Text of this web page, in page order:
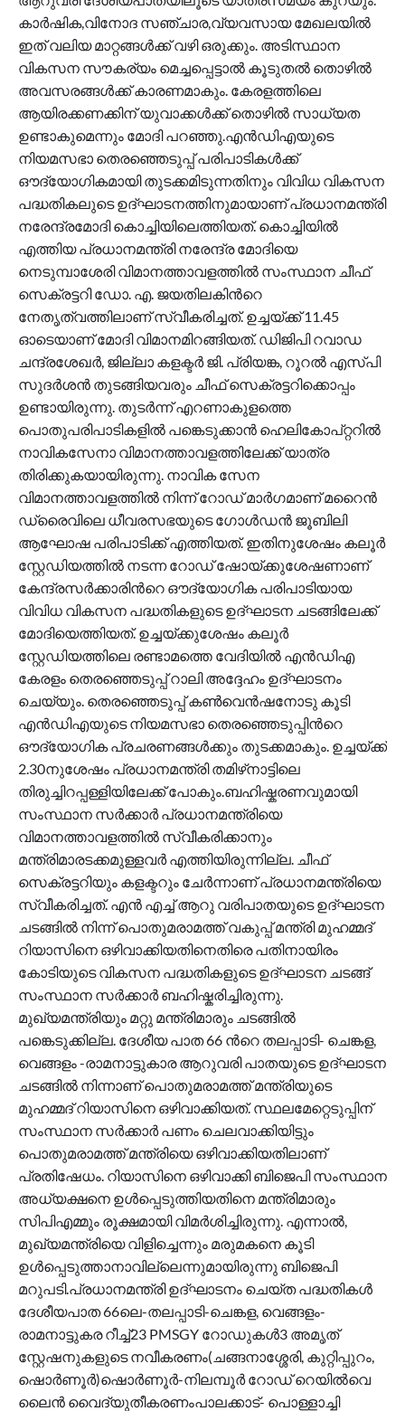
കാർഷിക,വിനോദ സഞ്ചാര,വ്യവസായ മേഖലയിൽ
ഇത് വലിയ മാറ്റങ്ങൾക്ക് വഴി ഒരുക്കും. അടിസ്ഥാന
വികസന സൗകര്യം മെച്ചപ്പെട്ടാൽ കൂടുതൽ തൊഴിൽ
അവസരങ്ങൾക്ക് കാരണമാകും. കേരളത്തിലെ
ആയിരക്കണക്കിന് യുവാക്കള്‍ക്ക് തൊഴിൽ സാധ്യത
ഉണ്ടാകുമെന്നും മോദി പറഞ്ഞു.എൻഡിഎയുടെ
നിയമസഭാ തെരഞ്ഞെടുപ്പ് പരിപാടികൾക്ക്
ഔദ്യോഗികമായി തുടക്കമിടുന്നതിനും വിവിധ വികസന
പദ്ധതികലുടെ ഉദ്ഘാടനത്തിനുമായാണ് പ്രധാനമന്ത്രി
നരേന്ദ്രമോദി കൊച്ചിയിലെത്തിയത്. കൊച്ചിയിൽ
എത്തിയ പ്രധാനമന്ത്രി നരേന്ദ്ര മോദിയെ
നെടുമ്പാശേരി വിമാനത്താവളത്തിൽ സംസ്ഥാന ചീഫ്
സെക്രട്ടറി ഡോ. എ. ജയതിലകിന്‍റെ
നേതൃത്വത്തിലാണ് സ്വീകരിച്ചത്. ഉച്ചയ്ക്ക് 11.45
ഓടെയാണ് മോദി വിമാനമിറങ്ങിയത്. ഡിജിപി റവാഡ
ചന്ദ്രശേഖർ, ജില്ലാ കളക്ടർ ജി. പ്രിയങ്ക, റൂറൽ എസ്പി
സുദർശൻ തുടങ്ങിയവരും ചീഫ് സെക്രട്ടറിക്കൊപ്പം
ഉണ്ടായിരുന്നു. തുടർന്ന് എറണാകുളത്തെ
പൊതുപരിപാടികളിൽ പങ്കെടുക്കാൻ ഹെലികോപ്റ്ററിൽ
നാവികസേനാ വിമാനത്താവളത്തിലേക്ക് യാത്ര
തിരിക്കുകയായിരുന്നു. നാവിക സേന
വിമാനത്താവളത്തിൽ നിന്ന് റോഡ് മാര്‍ഗമാണ് മറൈൻ
ഡ്രൈവിലെ ധീവരസഭയുടെ ഗോൾഡൻ ജൂബിലി
ആഘോഷ പരിപാടിക്ക് എത്തിയത്. ഇതിനുശേഷം കലൂർ
സ്റ്റേഡിയത്തിൽ നടന്ന റോഡ് ഷോയ്ക്കുശേഷണാണ്
കേന്ദ്രസർക്കാരിന്‍റെ ഔദ്യോഗിക പരിപാടിയായ
വിവിധ വികസന പദ്ധതികളുടെ ഉദ്ഘാടന ചടങ്ങിലേക്ക്
മോദിയെത്തിയത്. ഉച്ചയ്ക്കുശേഷം കലൂർ
സ്റ്റേഡിയത്തിലെ രണ്ടാമത്തെ വേദിയിൽ എൻഡിഎ
കേരളം തെരഞ്ഞെടുപ്പ് റാലി അദ്ദേഹം ഉദ്ഘാടനം
ചെയ്യും. തെരഞ്ഞെടുപ്പ് കൺവെൻഷനോടു കൂടി
എൻഡിഎയുടെ നിയമസഭാ തെരഞ്ഞെടുപ്പിന്‍റെ
ഔദ്യോഗിക പ്രചരണങ്ങൾക്കും തുടക്കമാകും. ഉച്ചയ്ക്ക്
2.30നുശേഷം പ്രധാനമന്ത്രി തമിഴ്‌നാട്ടിലെ
തിരുച്ചിറപ്പള്ളിയിലേക്ക് പോകും.ബഹിഷ്കരണവുമായി
സംസ്ഥാന സര്‍ക്കാര്‍ പ്രധാനമന്ത്രിയെ
വിമാനത്താവളത്തിൽ സ്വീകരിക്കാനും
മന്ത്രിമാരടക്കമുള്ളവര്‍ എത്തിയിരുന്നില്ല. ചീഫ്
സെക്രട്ടറിയും കളക്ടറും ചേര്‍ന്നാണ് പ്രധാനമന്ത്രിയെ
സ്വീകരിച്ചത്. എൻ എച്ച് ആറു വരിപാതയുടെ ഉദ്ഘാടന
ചടങ്ങിൽ നിന്ന് പൊതുമരാമത്ത് വകുപ്പ് മന്ത്രി മുഹമ്മദ്
റിയാസിനെ ഒഴിവാക്കിയതിനെതിരെ പതിനായിരം
കോടിയുടെ വികസന പദ്ധതികളുടെ ഉദ്ഘാടന ചടങ്ങ്
സംസ്ഥാന സര്‍ക്കാര്‍ ബഹിഷ്കരിച്ചിരുന്നു.
മുഖ്യമന്ത്രിയും മറ്റു മന്ത്രിമാരും ചടങ്ങിൽ
പങ്കെടുക്കില്ല. ദേശീയ പാത 66 ന്‍റെ തലപ്പാടി- ചെങ്കള,
വെങ്ങളം -രാമനാട്ടുകാര ആറുവരി പാതയുടെ ഉദ്ഘാടന
ചടങ്ങിൽ നിന്നാണ് പൊതുമരാമത്ത് മന്ത്രിയുടെ
മുഹമ്മദ് റിയാസിനെ ഒഴിവാക്കിയത്. സ്ഥലമേറ്റെടുപ്പിന്
സംസ്ഥാന സര്‍ക്കാര്‍ പണം ചെലവാക്കിയിട്ടും
പൊതുമരാമത്ത് മന്ത്രിയെ ഒഴിവാക്കിയതിലാണ്
പ്രതിഷേധം. റിയാസിനെ ഒഴിവാക്കി ബിജെപി സംസ്ഥാന
അധ്യക്ഷനെ ഉള്‍പ്പെടുത്തിയതിനെ മന്ത്രിമാരും
സിപിഎമ്മും രൂക്ഷമായി വിമര്‍ശിച്ചിരുന്നു. എന്നാൽ,
മുഖ്യമന്ത്രിയെ വിളിച്ചെന്നും മരുമകനെ കൂടി
ഉള്‍പ്പെടുത്താനാവില്ലെന്നുമായിരുന്നു ബിജെപി
മറുപടി.പ്രധാനമന്ത്രി ഉദ്ഘാടനം ചെയ്ത പദ്ധതികള്‍
ദേശീയപാത 66ലെ-തലപ്പാടി-ചെങ്കള, വെങ്ങളം-
രാമനാട്ടുകര റീച്ച്23 PMSGY റോഡുകള്‍3 അമൃത്
സ്റ്റേഷനുകളുടെ നവീകരണം(ചങ്ങനാശ്ശേരി, കുറ്റിപ്പുറം,
ഷൊര്‍ണൂര്‍)ഷൊര്‍ണൂര്‍-നിലമ്പൂര്‍ റോഡ് റെയിൽവെ
ലൈൻ വൈദ്യുതീകരണംപാലക്കാട്- പൊള്ളാച്ചി